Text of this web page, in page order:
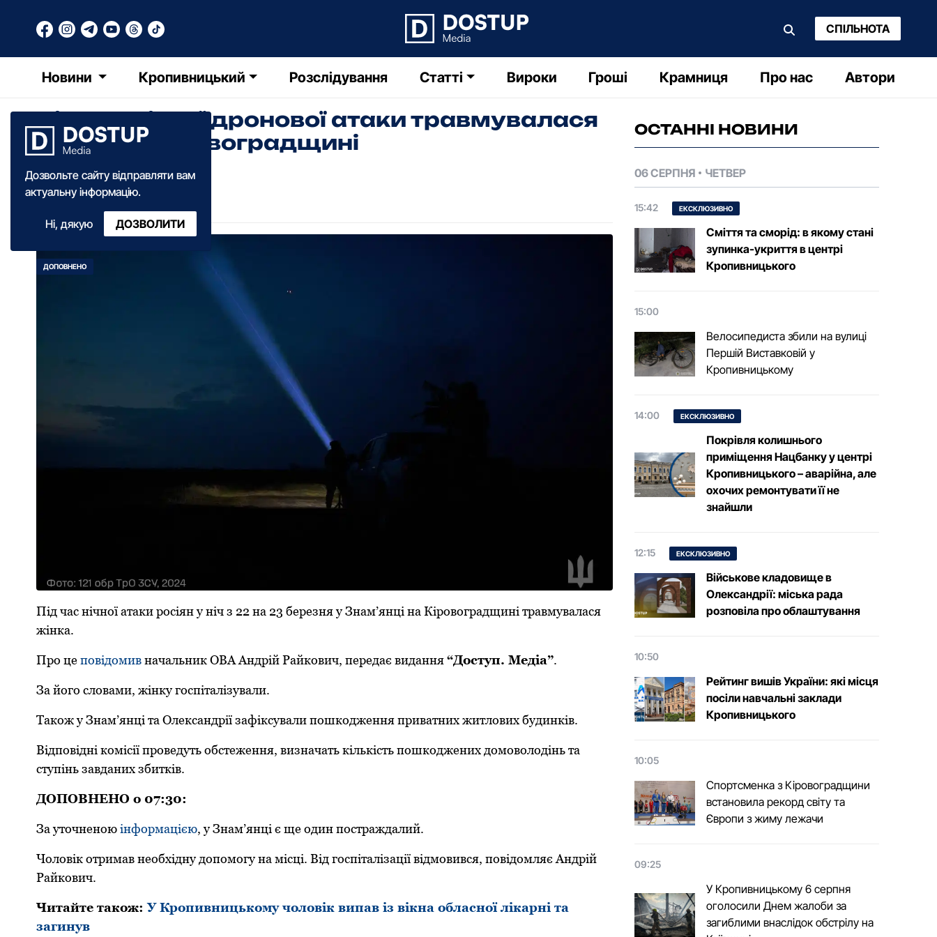
СПІЛЬНОТА
Новини Кропивницький Розслідування Статті Вироки Гроші Крамниця Про нас Автори
Дозвольте сайту відправляти вам
актуальну інформацію.
Ні, дякую ДОЗВОЛИТИ
Під час нічної дронової атаки травмувалася
жінка на Кіровоградщині
Діана Коваленко
23 березня·2026
Під час нічної атаки росіян у ніч з 22 на 23 березня у Знам’янці на Кіровоградщині травмувалася
жінка.
Про цеповідомивначальник ОВА Андрій Райкович, передає видання“Доступ. Медіа”.
За його словами, жінку госпіталізували.
Також у Знам’янці та Олександрії зафіксували пошкодження приватних житлових будинків.
Відповідні комісії проведуть обстеження, визначать кількість пошкоджених домоволодінь та
ступінь завданих збитків.
ДОПОВНЕНО о 07:30:
За уточненоюінформацією, у Знам’янці є ще один постраждалий.
Чоловік отримав необхідну допомогу на місці. Від госпіталізації відмовився, повідомляє Андрій
Райкович.
Читайте також:У Кропивницькому чоловік випав із вікна обласної лікарні та
загинув
ОСТАННІ НОВИНИ
06 СЕРПНЯ ЧЕТВЕР
15:42 ЕКСКЛЮЗИВНО
Сміття та сморід: в якому стані
зупинка-укриття в центрі
Кропивницького
15:00
Велосипедиста збили на вулиці
Першій Виставковій у
Кропивницькому
14:00 ЕКСКЛЮЗИВНО
Покрівля колишнього
приміщення Нацбанку у центрі
Кропивницького – аварійна, але
охочих ремонтувати її не
знайшли
12:15 ЕКСКЛЮЗИВНО
Військове кладовище в
Олександрії: міська рада
розповіла про облаштування
10:50
Рейтинг вишів України: які місця
посіли навчальні заклади
Кропивницького
10:05
Спортсменка з Кіровоградщини
встановила рекорд світу та
Європи з жиму лежачи
09:25
У Кропивницькому 6 серпня
оголосили Днем жалоби за
загиблими внаслідок обстрілу на